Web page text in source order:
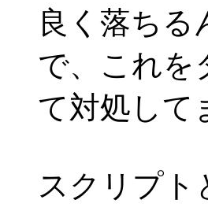
良く落ちる
で、これを
て対処して
スクリプト